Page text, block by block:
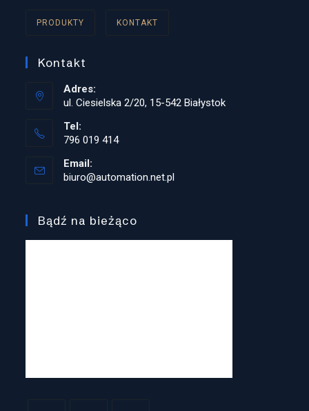
PRODUKTY KONTAKT
Kontakt
Adres:
ul. Ciesielska 2/20, 15-542 Białystok
Tel:
796 019 414
in
your
Email:
biuro@automation.net.pl
Bądź na bieżąco